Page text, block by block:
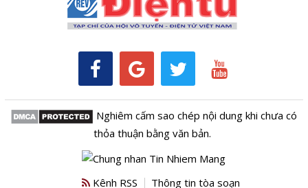
Nghiêm cấm sao chép nội dung khi chưa có
thỏa thuận bằng văn bản.
Kênh RSS Thông tin tòa soạn